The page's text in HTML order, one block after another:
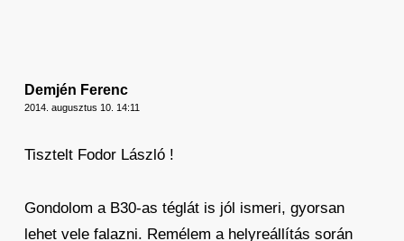
Demjén Ferenc
2014. augusztus 10. 14:11
Tisztelt Fodor László !
Gondolom a B30-as téglát is jól ismeri, gyorsan
lehet vele falazni. Remélem a helyreállítás során